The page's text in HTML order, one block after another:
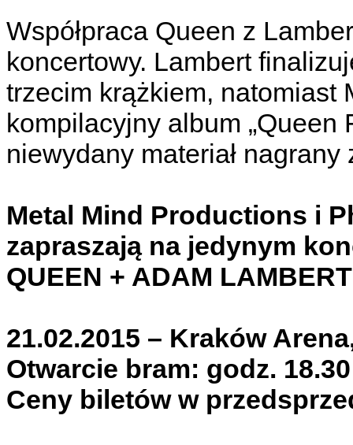
Współpraca Queen z
koncertowy. Lambert
trzecim krążkiem, natomiast
kompilacyjny album „Queen
niewydany materiał
Metal Mind Productions i
zapraszają na jedynym
QUEEN + ADAM LAMBERT
21.02.2015 – Kraków
Otwarcie bram: godz. 18.30
Ceny biletów w